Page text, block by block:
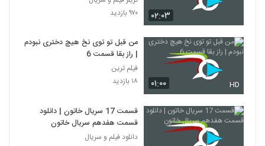
۰۲:۰۳
۹۷۰ بازدید
۰۱:۰۰ HD
من قبل تو توی نخ هیچ دختری نبودم
| راز بقا قسمت 6
فیلم ترین
۱۸ بازدید
قسمت 17 سریال خاتون | دانلود
قسمت هفدهم سریال خاتون
دانلود فیلم و سریال